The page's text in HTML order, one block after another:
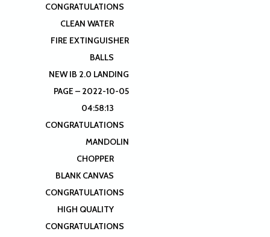
CONGRATULATIONS
CLEAN WATER
FIRE EXTINGUISHER
BALLS
NEW IB 2.0 LANDING
PAGE – 2022-10-05
04:58:13
CONGRATULATIONS
MANDOLIN
CHOPPER
BLANK CANVAS
CONGRATULATIONS
HIGH QUALITY
CONGRATULATIONS